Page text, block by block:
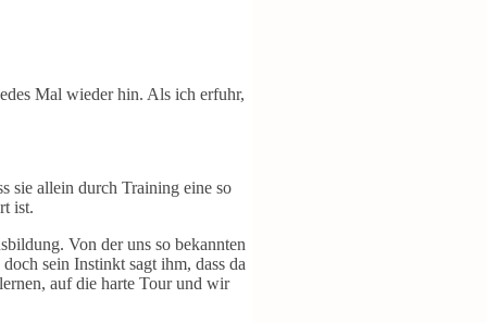
Mal wieder hin. Als ich erfuhr,
sie allein durch Training eine so
ist.
Von der uns so bekannten
sein Instinkt sagt ihm, dass da
auf die harte Tour und wir